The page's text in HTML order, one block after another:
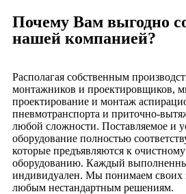
Почему Вам выгодно
нашей компанией?
Располагая собственным
монтажников и проектировщиков,
проектирование и монтаж
пневмотранспорта и приточно-
любой сложности. Поставляемое и
оборудование полностью
которые предъявляются к
оборудованию. Каждый
индивидуален. Мы понимаем своих
любым нестандартным решениям.